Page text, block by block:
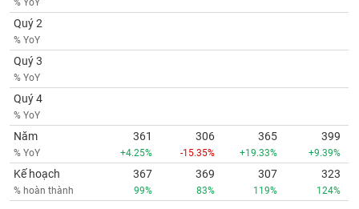
% YoY
Quý 2
% YoY
Quý 3
% YoY
Quý 4
% YoY
Năm
% YoY
361
+4.25%
306
-15.35%
365
+19.33%
399
+9.39%
Kế hoạch
% hoàn thành
367
99%
369
83%
307
119%
323
124%
(-)
Thuật
ngữ
(-)
Dịch
vụ
(-)